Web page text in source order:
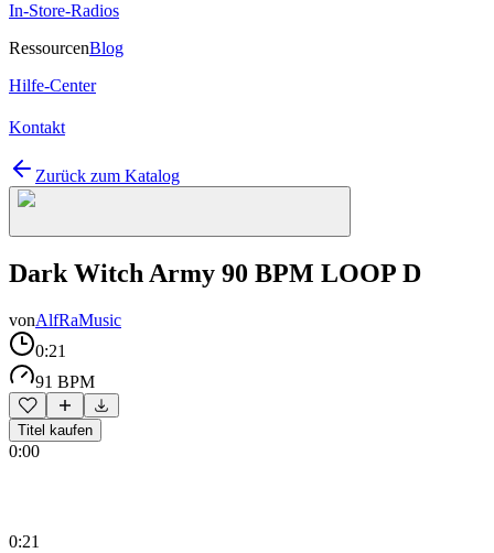
In-Store-Radios
RessourcenBlog
Hilfe-Center
Kontakt
Zurück zum Katalog
Dark Witch Army 90 BPM LOOP D
vonAlfRaMusic
0:21
91 BPM
Titel kaufen
0:00
0:21